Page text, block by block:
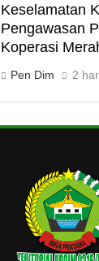
Keselamatan
Pengawasan
Koperasi
Pen Dim 2